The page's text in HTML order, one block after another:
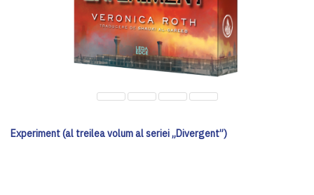
Experiment (al treilea volum al seriei „Divergent”)